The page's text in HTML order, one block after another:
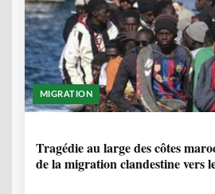
MIGRATION
Tragédie au large des côtes
de la migration clandestine vers